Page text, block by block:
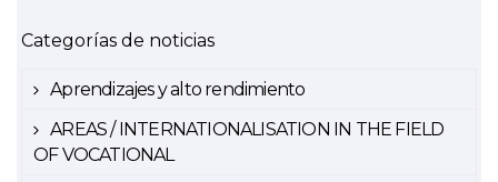
Categorías de noticias
Aprendizajes y alto rendimiento
AREAS / INTERNATIONALISATION IN THE FIELD
OF VOCATIONAL